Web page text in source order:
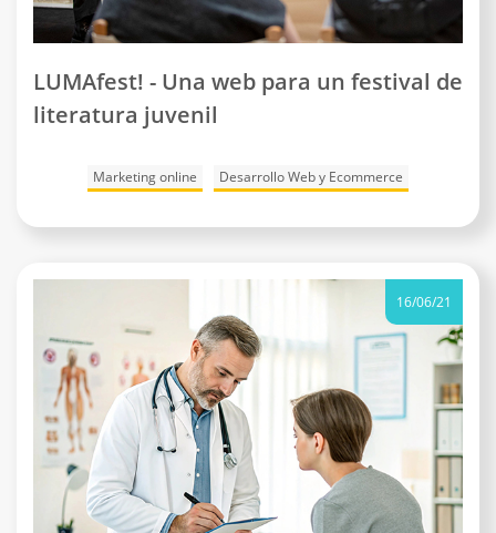
LUMAfest! - Una web para un festival de
literatura juvenil
Marketing online Desarrollo Web y Ecommerce
16/06/21